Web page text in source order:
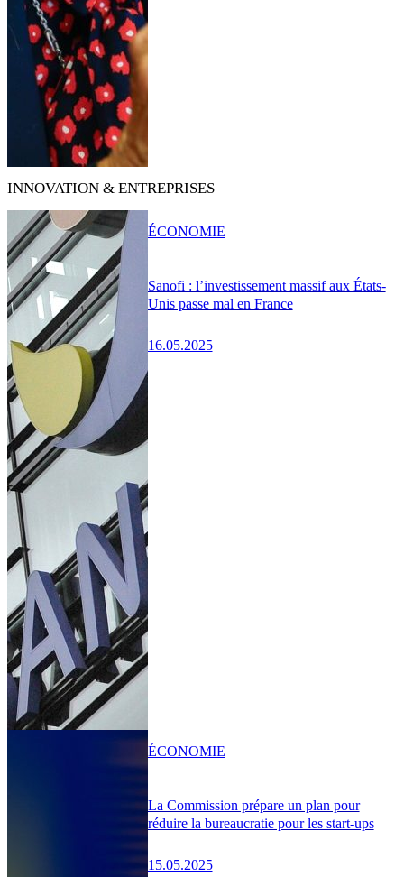
INNOVATION & ENTREPRISES
Sanofi : l’investissement massif aux États-
Unis passe mal en France
16.05.2025
ÉCONOMIE
La Commission prépare un plan pour
réduire la bureaucratie pour les start-ups
15.05.2025
ÉCONOMIE